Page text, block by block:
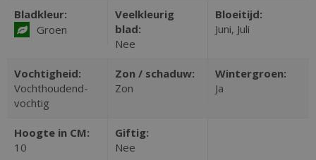
Bladkleur:
Groen
Veelkleurig
blad:
Nee
Bloeitijd:
Juni, Juli
Vochtigheid:
Vochthoudend-
vochtig
Zon / schaduw:
Zon
Wintergroen:
Ja
Hoogte in CM:
10
Giftig:
Nee